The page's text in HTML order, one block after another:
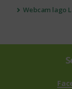
Webcam lago